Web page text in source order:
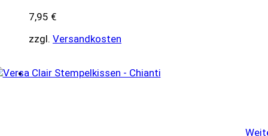
7,95 €
zzgl. Versandkosten